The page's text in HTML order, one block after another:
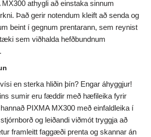
athygli að einstaka sinnum
Það gerir notendum kleift að senda og
beint í gegnum prentarann, sem reynist
sem viðhalda hefðbundnum
en sterka hliðin þín? Engar áhyggjur!
sumir eru fæddir með hæfileika fyrir
PIXMA MX300 með einfaldleika í
og leiðandi viðmót tryggja að
framleitt faggæði prenta og skannar án